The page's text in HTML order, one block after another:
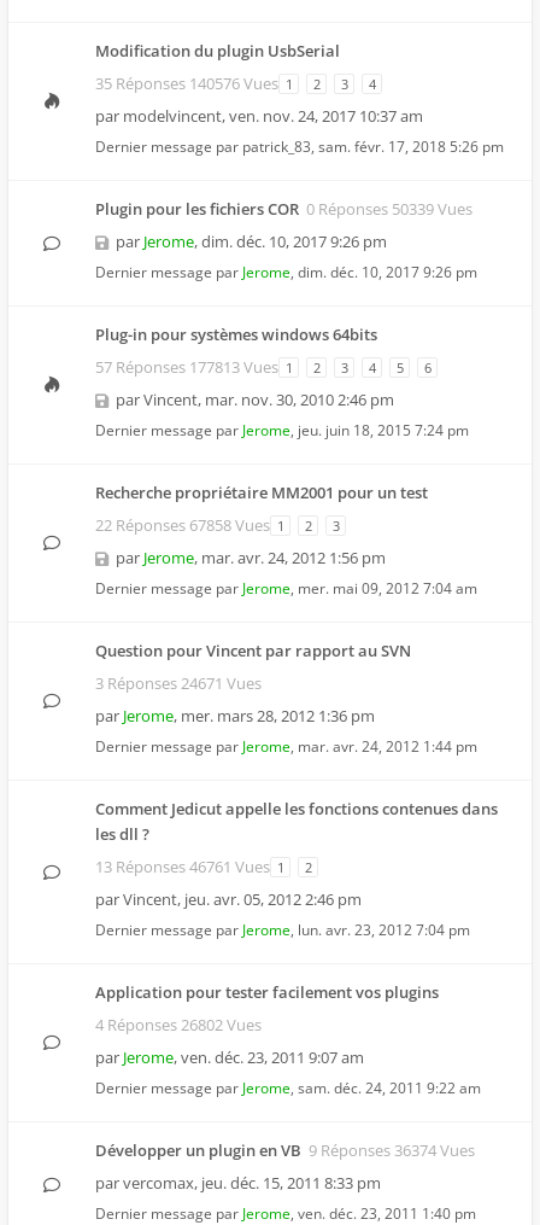
Modification du plugin UsbSerial
35 Réponses 140576 Vues 1 2 3 4
par modelvincent,ven. nov. 24, 2017 10:37 am
Dernier message par patrick_83, sam. févr. 17, 2018 5:26 pm
Plugin pour les fichiers COR 0 Réponses 50339 Vues
par Jerome,dim. déc. 10, 2017 9:26 pm
Dernier message par Jerome, dim. déc. 10, 2017 9:26 pm
Plug-in pour systèmes windows 64bits
57 Réponses 177813 Vues 1 2 3 4 5 6
parVincent, mar. nov. 30, 2010 2:46 pm
Dernier message par Jerome, jeu. juin 18, 2015 7:24 pm
Recherche propriétaire MM2001 pour un test
22 Réponses 67858 Vues 1 2 3
par Jerome, mar. avr. 24, 2012 1:56 pm
Dernier message par Jerome, mer. mai 09, 2012 7:04 am
Question pour Vincent par rapport au SVN
3 Réponses 24671 Vues
par Jerome, mer. mars 28, 2012 1:36 pm
Dernier message par Jerome, mar. avr. 24, 2012 1:44 pm
Comment Jedicut appelle les fonctions contenues dans
les dll ?
13 Réponses 46761 Vues 1 2
parVincent, jeu. avr. 05, 2012 2:46 pm
Dernier message par Jerome, lun. avr. 23, 2012 7:04 pm
Application pour tester facilement vos plugins
4 Réponses 26802 Vues
par Jerome,ven. déc. 23, 2011 9:07 am
Dernier message par Jerome, sam. déc. 24, 2011 9:22 am
Développer un plugin en VB 9 Réponses 36374 Vues
parvercomax, jeu. déc. 15, 2011 8:33 pm
Dernier message par Jerome, ven. déc. 23, 2011 1:40 pm